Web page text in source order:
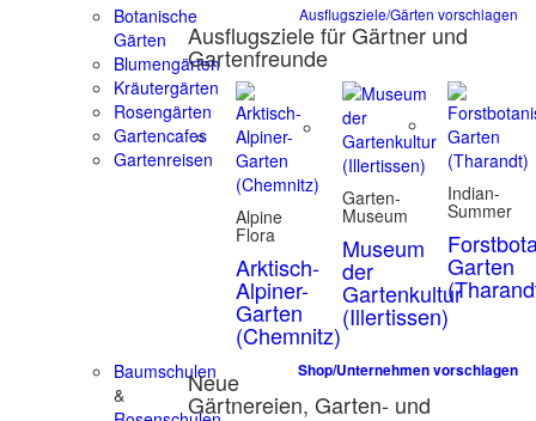
Botanische
Gärten
Blumengärten
Kräutergärten
Rosengärten
Gartencafes
Gartenreisen
Ausflugsziele/Gärten vorschlagen
Ausflugsziele für Gärtner und
Gartenfreunde
Alpine
Flora
Arktisch-
Alpiner-
Garten
(Chemnitz)
Garten-
Museum
Museum
der
Gartenkultur
(Illertissen)
Indian-
Summer
Garten
Baumschulen
&
Shop/Unternehmen vorschlagen
Neue
Gärtnereien, Garten- und